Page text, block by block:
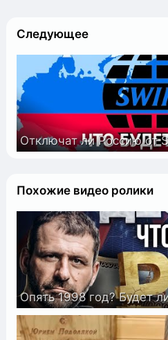
Следующее
Похожие видео ролики